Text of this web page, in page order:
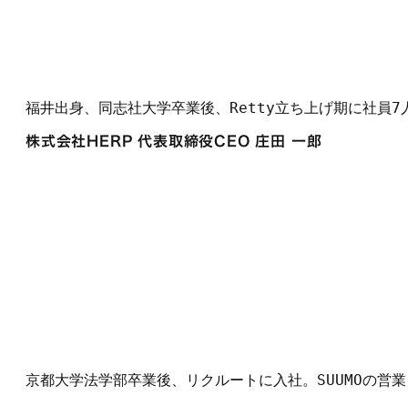
福井出身、同志社大学卒業後、Retty立ち上げ期に社員7
株式会社HERP 代表取締役CEO 庄田 一郎
京都大学法学部卒業後、リクルートに入社。SUUMOの